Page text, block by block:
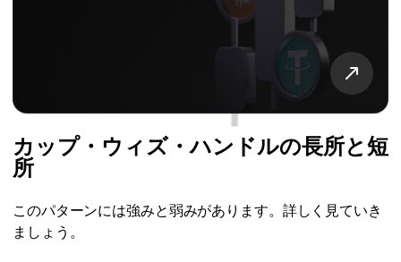
カップ・ウィズ・ハンドルの長所と短
所
このパターンには強みと弱みがあります。詳しく見ていき
ましょう。